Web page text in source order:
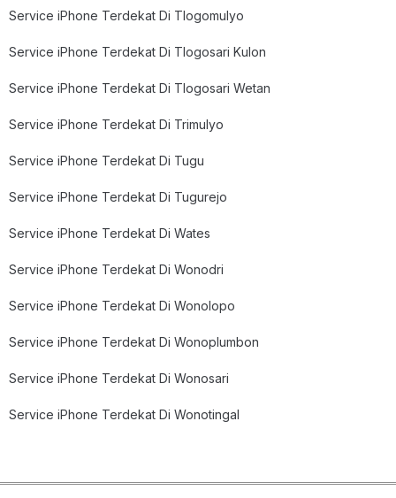
Service iPhone Terdekat Di Tlogomulyo
Service iPhone Terdekat Di Tlogosari Kulon
Service iPhone Terdekat Di Tlogosari Wetan
Service iPhone Terdekat Di Trimulyo
Service iPhone Terdekat Di Tugu
Service iPhone Terdekat Di Tugurejo
Service iPhone Terdekat Di Wates
Service iPhone Terdekat Di Wonodri
Service iPhone Terdekat Di Wonolopo
Service iPhone Terdekat Di Wonoplumbon
Service iPhone Terdekat Di Wonosari
Service iPhone Terdekat Di Wonotingal